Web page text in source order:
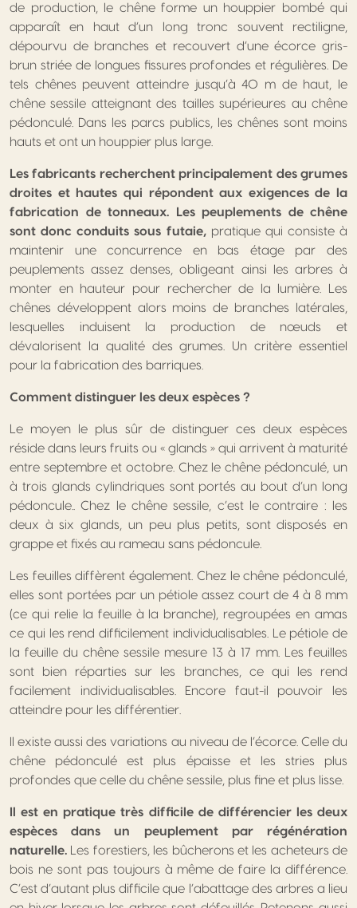
de production, le chêne forme un houppier bombé qui
apparaît en haut d’un long tronc souvent rectiligne,
dépourvu de branches et recouvert d’une écorce gris-
brun striée de longues fissures profondes et régulières. De
tels chênes peuvent atteindre jusqu’à 40 m de haut, le
chêne sessile atteignant des tailles supérieures au chêne
pédonculé. Dans les parcs publics, les chênes sont moins
hauts et ont un houppier plus large.
Les fabricants recherchent principalement des grumes
droites et hautes qui répondent aux exigences de la
fabrication de tonneaux. Les peuplements de chêne
sont donc conduits sous futaie,pratique qui consiste à
maintenir une concurrence en bas étage par des
peuplements assez denses, obligeant ainsi les arbres à
monter en hauteur pour rechercher de la lumière. Les
chênes développent alors moins de branches latérales,
lesquelles induisent la production de nœuds et
dévalorisent la qualité des grumes. Un critère essentiel
pour la fabrication des barriques.
Comment distinguer les deux espèces ?
Le moyen le plus sûr de distinguer ces deux espèces
réside dans leurs fruits ou « glands » qui arrivent à maturité
entre septembre et octobre. Chez le chêne pédonculé, un
à trois glands cylindriques sont portés au bout d’un long
pédoncule.. Chez le chêne sessile, c’est le contraire : les
deux à six glands, un peu plus petits, sont disposés en
grappe et fixés au rameau sans pédoncule.
Les feuilles diffèrent également. Chez le chêne pédonculé,
elles sont portées par un pétiole assez court de 4 à 8 mm
(ce qui relie la feuille à la branche), regroupées en amas
ce qui les rend difficilement individualisables. Le pétiole de
la feuille du chêne sessile mesure 13 à 17 mm. Les feuilles
sont bien réparties sur les branches, ce qui les rend
facilement individualisables. Encore faut-il pouvoir les
atteindre pour les différentier.
Il existe aussi des variations au niveau de l’écorce. Celle du
chêne pédonculé est plus épaisse et les stries plus
profondes que celle du chêne sessile, plus fine et plus lisse.
Il est en pratique très difficile de différencier les deux
espèces dans un peuplement par régénération
naturelle. Les forestiers, les bûcherons et les acheteurs de
bois ne sont pas toujours à même de faire la différence.
C’est d’autant plus difficile que l’abattage des arbres a lieu